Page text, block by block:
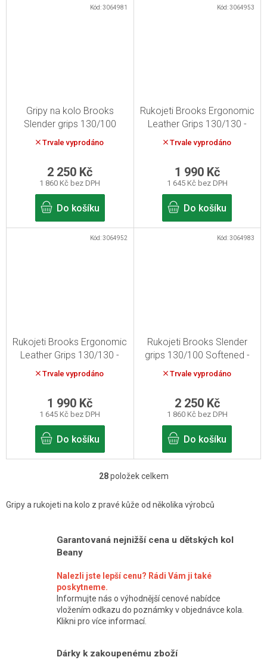
Gripy na kolo Brooks
Slender grips 130/100
hnědé
Trvale vyprodáno
1 860 Kč bez DPH
2 250 Kč
Do košíku
Kód:3064981
Rukojeti Brooks Ergonomic
Leather Grips 130/130 -
hnědá
Trvale vyprodáno
1 645 Kč bez DPH
1 990 Kč
Do košíku
Kód:3064953
Rukojeti Brooks Ergonomic
Leather Grips 130/130 -
medová
Trvale vyprodáno
1 645 Kč bez DPH
1 990 Kč
Do košíku
Kód:3064952
Rukojeti Brooks Slender
grips 130/100 Softened -
aged
Trvale vyprodáno
1 860 Kč bez DPH
2 250 Kč
Do košíku
Kód:3064983
O
v
á
c
í
p
v
28položek celkem
Gripy a rukojeti na kolo z pravé kůže od několika výrobců
Garantovaná nejnižší cena u dětských kol
Beany
Nalezli jste lepší cenu? Rádi Vám ji také
poskytneme.
Informujte nás o výhodnější cenové nabídce
vložením odkazu do poznámky v objednávce kola.
Klikni pro více informací.
Dárky k zakoupenému zboží